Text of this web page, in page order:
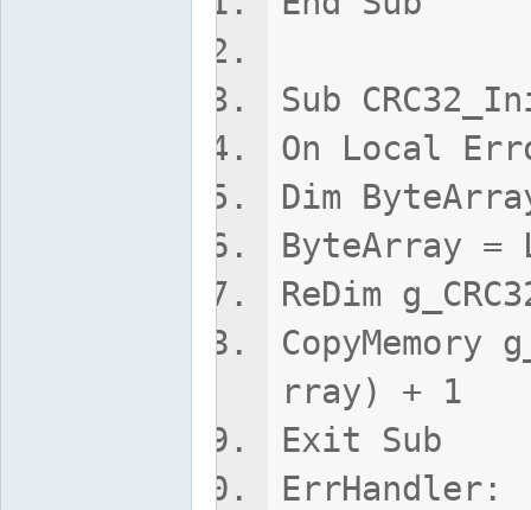
Sub
On Local
Dim
ByteArray =
ReDim
CopyMemory
rray) + 1
Exit Sub
ErrHandler: